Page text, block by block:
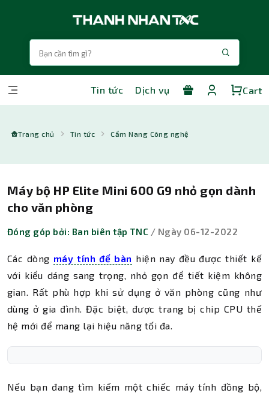
Tin tức Dịch vụ Cart
Trang chủ Tin tức Cẩm Nang Công nghệ
Máy bộ HP Elite Mini 600 G9 nhỏ gọn dành
cho văn phòng
Đóng góp bởi: Ban biên tập TNC / Ngày 06-12-2022
Các dòng máy tính để bàn hiện nay đều được thiết kế
với kiểu dáng sang trọng, nhỏ gọn để tiết kiệm không
gian. Rất phù hợp khi sử dụng ở văn phòng cũng như
dùng ở gia đình. Đặc biệt, được trang bị chip CPU thế
hệ mới để mang lại hiệu năng tối đa.
Nếu bạn đang tìm kiếm một chiếc máy tính đồng bộ,